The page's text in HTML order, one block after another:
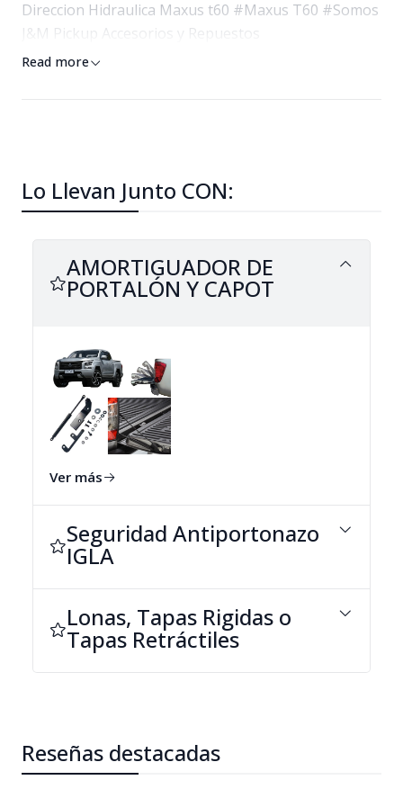
Direccion Hidraulica Maxus t60 #Maxus T60 #Somos
J&M Pickup Accesorios y Repuestos
Read more
Lo Llevan Junto CON:
AMORTIGUADOR DE
PORTALÓN Y CAPOT
Ver más
Seguridad Antiportonazo
IGLA
Lonas, Tapas Rigidas o
Tapas Retráctiles
Reseñas destacadas